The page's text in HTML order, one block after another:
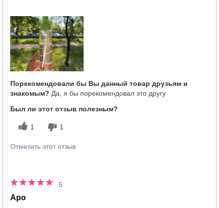
использования этого продукта?
Порекомендовали бы Вы данный товар друзьям и
знакомым? Да, я бы порекомендовал это другу
Был ли этот отзыв полезным?
1 1
Отметить этот отзыв
5
Аро